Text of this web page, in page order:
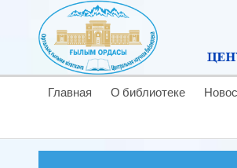
Главная О библиотеке